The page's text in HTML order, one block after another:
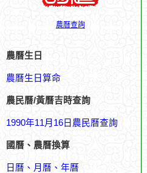
農曆查詢
農曆生日
農曆生日算命
農民曆/黃曆吉時查詢
1990年11月16日農民曆查詢
國曆、農曆換算
日曆、月曆、年曆